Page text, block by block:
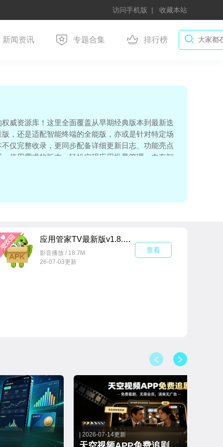
访问手机版 收藏本站
新闻资讯 专题合集 排行榜
威资源库！这里全面覆盖从早期经典版本到最新迭
，还是适配智能终端的全能版，亦或是针对特定场
仅完整收录，更同步配备详细更新日志、功能亮点
使用需求的版本，轻松实现应用批量管理、内存智
应用管家TV最新版v1.8.8公签版
影音播放 / 18.7M
26-07-03更新
查看
| 2026-07-14更新